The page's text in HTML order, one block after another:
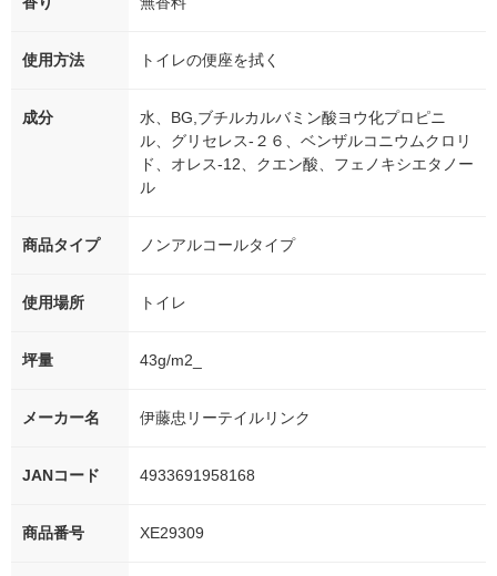
使用方法 トイレの便座を拭く
成分
水、BG,ブチルカルバミン酸ヨウ化プロピニ
ル、グリセレス-２６、ベンザルコニウムクロリ
ド、オレス-12、クエン酸、フェノキシエタノー
ル
商品タイプ ノンアルコールタイプ
使用場所 トイレ
坪量 43g/m2_
メーカー名 伊藤忠リーテイルリンク
JANコード 4933691958168
商品番号 XE29309